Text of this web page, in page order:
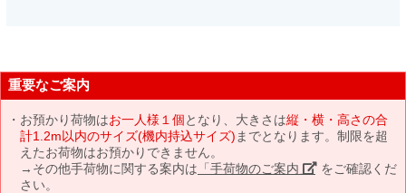
重要なご案内
お預かり荷物はお一人様１個となり、大きさは縦・横・高さの合
計1.2m以内のサイズ(機内持込サイズ) までとなります。制限を超
えたお荷物はお預かりできません。
→その他手荷物に関する案内は 「手荷物のご案内」 をご確認くだ
さい。